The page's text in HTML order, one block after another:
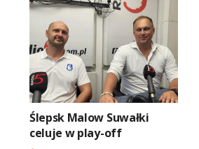
Ślepsk Malow Suwałki
celuje w play-off